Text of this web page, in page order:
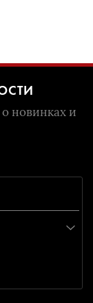
новинках и